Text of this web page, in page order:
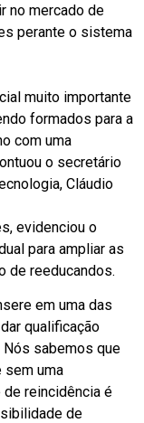
no mercado de
perante o sistema
muito importante
formados para a
com uma
o secretário
Cláudio
evidenciou o
para ampliar as
de reeducandos.
em uma das
qualificação
sabemos que
sem uma
reincidência é
de